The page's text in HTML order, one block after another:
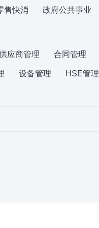
售快消 政府公共事业
应商管理 合同管理
设备管理 HSE管理